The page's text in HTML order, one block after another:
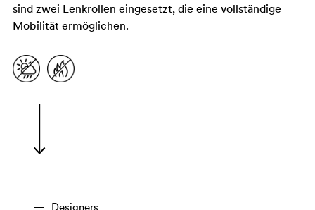
sind zwei Lenkrollen eingesetzt, die eine vollständige
Mobilität ermöglichen.
Designers